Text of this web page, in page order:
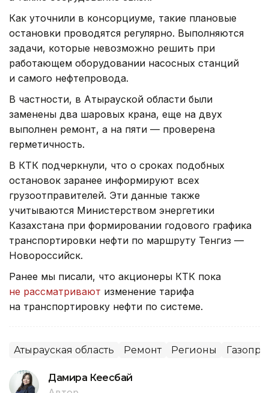
Как уточнили в консорциуме, такие плановые
остановки проводятся регулярно. Выполняются
задачи, которые невозможно решить при
работающем оборудовании насосных станций
и самого нефтепровода.
В частности, в Атырауской области были
заменены два шаровых крана, еще на двух
выполнен ремонт, а на пяти — проверена
герметичность.
В КТК подчеркнули, что о сроках подобных
остановок заранее информируют всех
грузоотправителей. Эти данные также
учитываются Министерством энергетики
Казахстана при формировании годового графика
транспортировки нефти по маршруту Тенгиз —
Новороссийск.
Ранее мы писали, что акционеры КТК пока
не рассматривают изменение тарифа
на транспортировку нефти по системе.
Атырауская область Ремонт Регионы
Дамира Кеңесбай